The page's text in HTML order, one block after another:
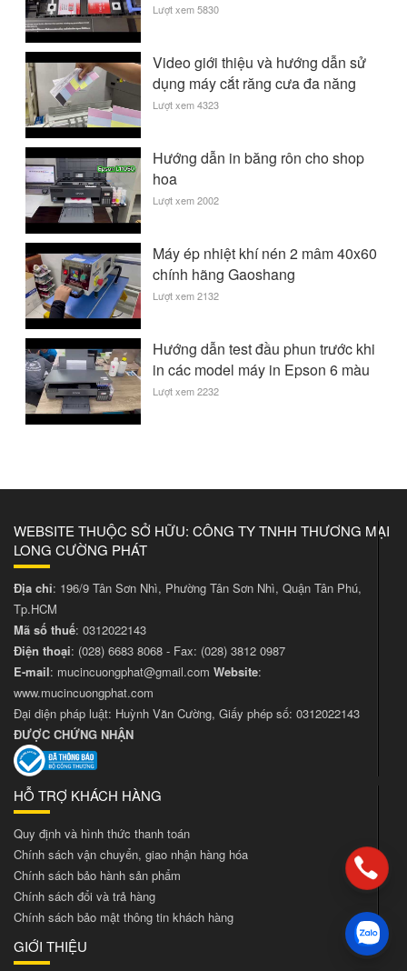
Lượt xem 5830
Video giới thiệu và hướng dẫn sử
dụng máy cắt răng cưa đa năng
Lượt xem 4323
Hướng dẫn in băng rôn cho shop
hoa
Lượt xem 2002
Máy ép nhiệt khí nén 2 mâm 40x60
chính hãng Gaoshang
Lượt xem 2132
Hướng dẫn test đầu phun trước khi
in các model máy in Epson 6 màu
Lượt xem 2232
WEBSITE THUỘC SỞ HỮU: CÔNG TY TNHH THƯƠNG MẠI
LONG CƯỜNG PHÁT
Địa chỉ: 196/9 Tân Sơn Nhì, Phường Tân Sơn Nhì, Quận Tân Phú,
Tp.HCM
Mã số thuế: 0312022143
Điện thoại: (028) 6683 8068 - Fax: (028) 3812 0987
E-mail: mucincuongphat@gmail.com Website:
www.mucincuongphat.com
Đại diện pháp luật: Huỳnh Văn Cường, Giấy phép số: 0312022143
ĐƯỢC CHỨNG NHẬN
HỖ TRỢ KHÁCH HÀNG
Quy định và hình thức thanh toán
Chính sách vận chuyển, giao nhận hàng hóa
Chính sách bảo hành sản phẩm
Chính sách đổi và trả hàng
Chính sách bảo mật thông tin khách hàng
GIỚI THIỆU